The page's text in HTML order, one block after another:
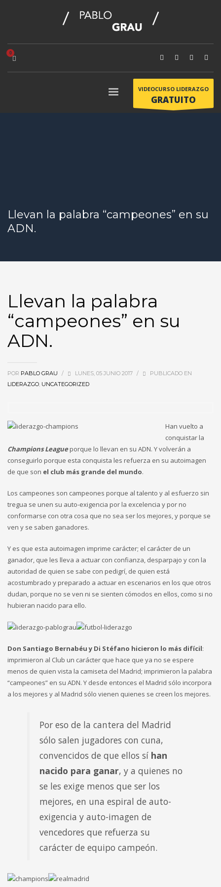
VIDEOCURSO LIDERAZGO
GRATUITO
Llevan la palabra “campeones” en su
ADN.
Llevan la palabra
“campeones” en su
ADN.
POR PABLO GRAU / LUNES, 05 JUNIO 2017 /
PUBLICADO EN
LIDERAZGO, UNCATEGORIZED
Han vuelto a
conquistar la
Champions Leagueporque lo llevan en su ADN. Y volverán a
conseguirlo porque esta conquista les refuerza en su autoimagen
de que son el club más grande del mundo.
Los campeones son campeones porque al talento y al esfuerzo sin
tregua se unen su auto-exigencia por la excelencia y por no
conformarse con otra cosa que no sea ser los mejores, y porque se
ven y se saben ganadores.
Y es que esta autoimagen imprime carácter; el carácter de un
ganador, que les lleva a actuar con confianza, desparpajo y con la
autoridad de quien se sabe con pedigrí, de quien está
acostumbrado y preparado a actuar en escenarios en los que otros
dudan, porque no se ven ni se sienten cómodos en ellos, como si no
hubieran nacido para ello.
Don Santiago Bernabéu y Di Stéfano hicieron lo más difícil:
imprimieron al Club un carácter que hace que ya no se espere
menos de quien vista la camiseta del Madrid; imprimieron la palabra
“campeones” en su ADN. Y desde entonces el Madrid sólo incorpora
a los mejores y al Madrid sólo vienen quienes se creen los mejores.
Por eso de la cantera del Madrid
sólo salen jugadores con cuna,
convencidos de que ellos sí han
nacido para ganar, y a quienes no
se les exige menos que ser los
mejores, en una espiral de auto-
exigencia y auto-imagen de
vencedores que refuerza su
carácter de equipo campeón.